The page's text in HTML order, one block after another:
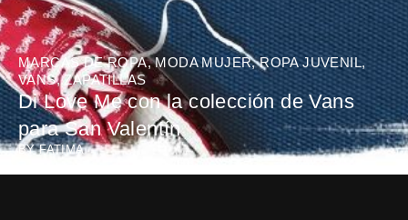
MARCAS DE ROPA,MODA MUJER,ROPA JUVENIL,
VANS,ZAPATILLAS
Di Love Me con la colección de Vans
para San Valentín
BYFATIMA